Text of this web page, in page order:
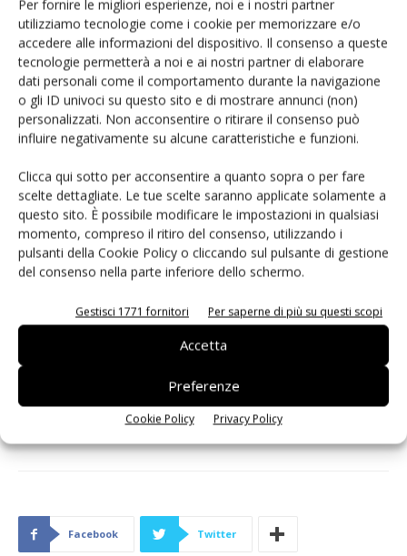
Per fornire le migliori esperienze, noi e i nostri partner
utilizziamo tecnologie come i cookie per memorizzare e/o
accedere alle informazioni del dispositivo. Il consenso a queste
tecnologie permetterà a noi e ai nostri partner di elaborare
dati personali come il comportamento durante la navigazione
o gli ID univoci su questo sito e di mostrare annunci (non)
personalizzati. Non acconsentire o ritirare il consenso può
influire negativamente su alcune caratteristiche e funzioni.
Clicca qui sotto per acconsentire a quanto sopra o per fare
scelte dettagliate. Le tue scelte saranno applicate solamente a
questo sito. È possibile modificare le impostazioni in qualsiasi
momento, compreso il ritiro del consenso, utilizzando i
pulsanti della Cookie Policy o cliccando sul pulsante di gestione
del consenso nella parte inferiore dello schermo.
Gestisci 1771 fornitori Per saperne di più su questi scopi
Accetta
Preferenze
Cookie Policy Privacy Policy
rinforzo-apprendimento per far avanzare la
caratterizzazione della piattaforma.
"La ricerca e la partnership industriale di Mentor con la
STMicroelectronics ha stabilito un lungo e proficuo percorso
di collaborazione, che si traduce in progressi per gli
immediato alla STMicroelectronics e ad altri clienti",ha detto
Ravi Subramanian, Ph.D., senior vice president, IC
Verification Solutions for Mentor."Mentor è lieta di
ampliare questa collaborazione di successo con il programma
Nano 2022, e non vediamo l'ora di lavorare con la
reciproci".
STMicroelectronics
Facebook Twitter